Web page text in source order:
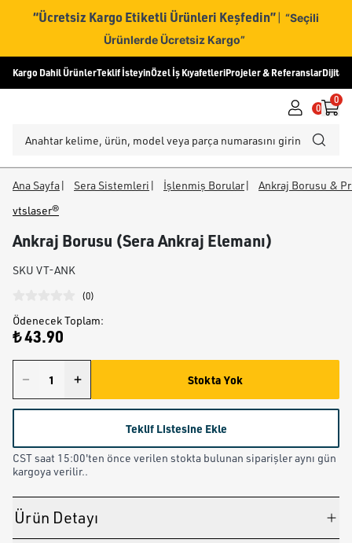
“Ücretsiz Kargo Etiketli Ürünleri Keşfedin” | “Seçili
Ürünlerde Ücretsiz Kargo”
Kargo Dahil ÜrünlerTeklif İsteyinÖzel İş KıyafetleriProjeler & ReferanslarDijital
0
0
Ana Sayfa| Sera Sistemleri | İşlenmiş Borular|
Ankraj Borusu &
vtslaser®
Ankraj Borusu (Sera Ankraj Elemanı)
SKU VT-ANK
(0)
Ödenecek Toplam:
₺ 43.90
Stokta Yok
Teklif Listesine Ekle
CST saat 15:00'ten önce verilen stokta bulunan siparişler aynı gün
kargoya verilir..
Ürün Detayı